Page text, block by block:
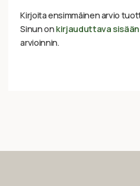
Kirjoita ensimmäinen arvio
Sinun on kirjauduttava sisään
arvioinnin.